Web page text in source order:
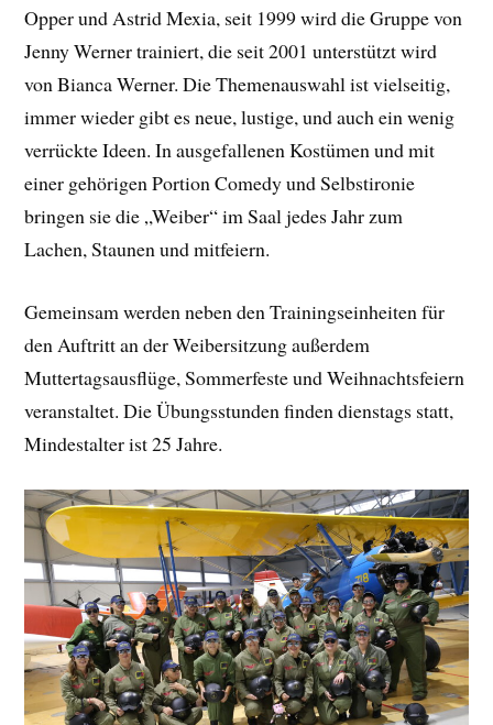
Opper und Astrid Mexia, seit 1999 wird die Gruppe von
Jenny Werner trainiert, die seit 2001 unterstützt wird
von Bianca Werner. Die Themenauswahl ist vielseitig,
immer wieder gibt es neue, lustige, und auch ein wenig
verrückte Ideen. In ausgefallenen Kostümen und mit
einer gehörigen Portion Comedy und Selbstironie
bringen sie die „Weiber“ im Saal jedes Jahr zum
Lachen, Staunen und mitfeiern.
Gemeinsam werden neben den Trainingseinheiten für
den Auftritt an der Weibersitzung außerdem
Muttertagsausflüge, Sommerfeste und Weihnachtsfeiern
veranstaltet. Die Übungsstunden finden dienstags statt,
Mindestalter ist 25 Jahre.